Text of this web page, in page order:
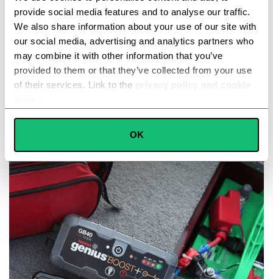
provide social media features and to analyse our traffic.
We also share information about your use of our site with
our social media, advertising and analytics partners who
may combine it with other information that you’ve
provided to them or that they’ve collected from your use
of their services. Link to the
privacy policy and cookie
Preferences
Marketing
OK
Ordina in Promozione
SIMONE FIGURA